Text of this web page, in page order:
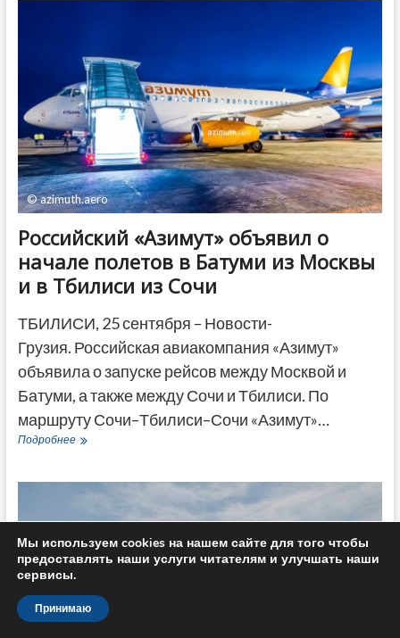
обвиняемого
убийстве
главного
детектива
полиции
Тбилиси
© azimuth.aero
Российский «Азимут» объявил о
начале полетов в Батуми из Москвы
и в Тбилиси из Сочи
ТБИЛИСИ, 25 сентября – Новости-
Грузия. Российская авиакомпания «Азимут»
объявила о запуске рейсов между Москвой и
Батуми, а также между Сочи и Тбилиси. По
маршруту Сочи–Тбилиси–Сочи «Азимут»…
ПодробнееРоссийский
полетов
Батуми
из
Москвы
и
в
Мы используем cookies на нашем сайте для того чтобы
предоставлять наши услуги читателям и улучшать наши
сервисы.
Принимаю